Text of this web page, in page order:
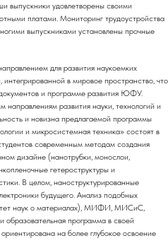
выпускники удовлетворены своими
платами. Мониторинг трудоустройства
выпускниками установлены прочные
для развития наукоемких
в мировое пространство, что
и программе развития ЮФУ.
направлениям развития науки, технологий и
и новизна предлагаемой программы
и микросистемная техника» состоят в
современным методам создания
дизайне (нанотрубки, монослои,
гетероструктуры и
В целом, наноструктурированные
будущего. Анализ подобных
наук о материалах), МИФИ, МИСиС,
программа в своей
на более глубокое освоение